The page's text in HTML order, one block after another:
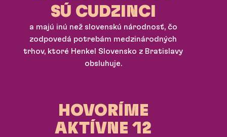
SÚ CUDZINCI
a majú inú než slovenskú národnosť, čo
zodpovedá potrebám medzinárodných
trhov, ktoré Henkel Slovensko z Bratislavy
obsluhuje.
HOVORÍME
AKTÍVNE 12